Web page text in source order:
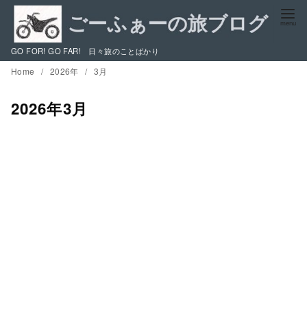
ン
GO FOR! GO FAR! 日々旅のことばかり
Home 2026年 3月
2026年3月